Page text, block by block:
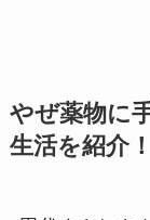
やぜ薬物に
生活を紹介！